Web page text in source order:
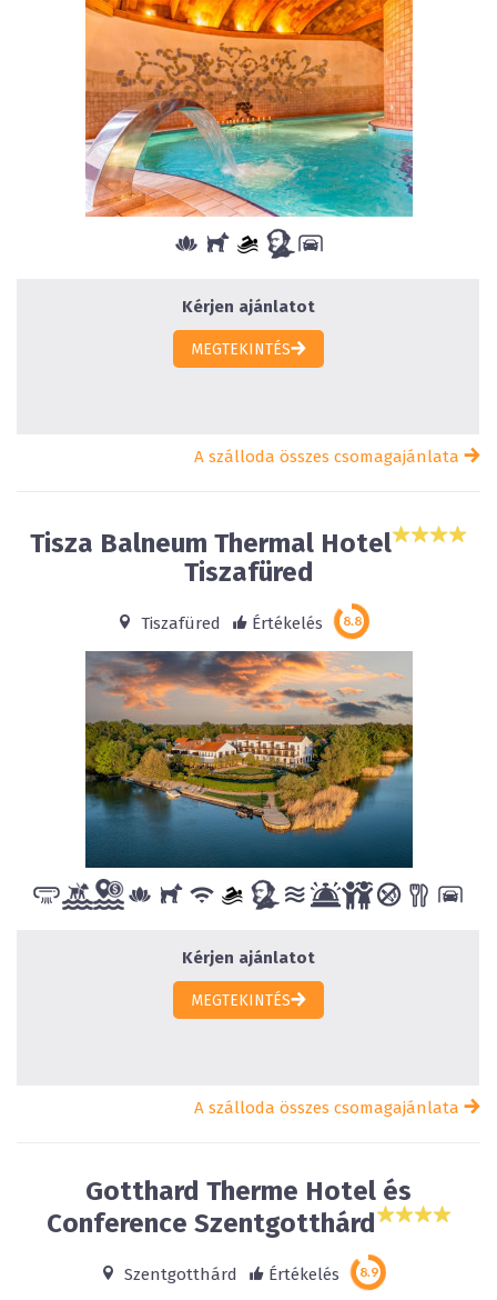
Kérjen ajánlatot
MEGTEKINTÉS
A szálloda összes csomagajánlata
Tisza Balneum Thermal Hotel
Tiszafüred
Tiszafüred Értékelés
Kérjen ajánlatot
MEGTEKINTÉS
A szálloda összes csomagajánlata
Gotthard Therme Hotel és
Conference Szentgotthárd
Szentgotthárd Értékelés